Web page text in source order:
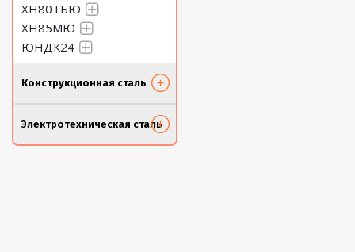
ХН80ТБЮ
ХН85МЮ
ЮНДК24
Конструкционная сталь
Электротехническая сталь